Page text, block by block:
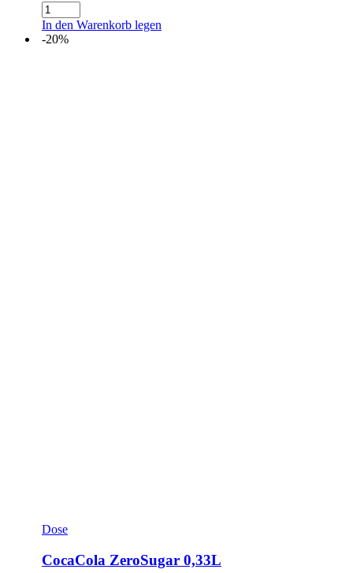
CocaCola
PET
0,5L
In den Warenkorb legen
-20%
Dose
CocaCola ZeroSugar 0,33L